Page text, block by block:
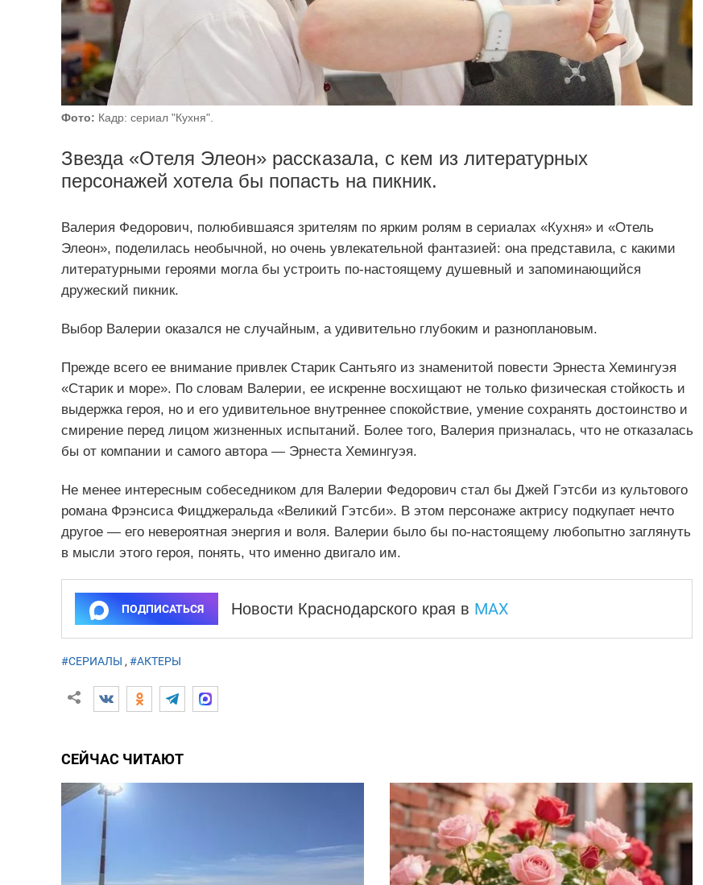
Фото: Кадр: сериал "Кухня".
Звезда «Отеля Элеон» рассказала, с кем из литературных
персонажей хотела бы попасть на пикник.
Валерия Федорович, полюбившаяся зрителям по ярким ролям в сериалах «Кухня» и «Отель
Элеон», поделилась необычной, но очень увлекательной фантазией: она представила, с какими
литературными героями могла бы устроить по-настоящему душевный и запоминающийся
дружеский пикник.
Выбор Валерии оказался не случайным, а удивительно глубоким и разноплановым.
Прежде всего ее внимание привлек Старик Сантьяго из знаменитой повести Эрнеста Хемингуэя
«Старик и море». По словам Валерии, ее искренне восхищают не только физическая стойкость и
выдержка героя, но и его удивительное внутреннее спокойствие, умение сохранять достоинство и
смирение перед лицом жизненных испытаний. Более того, Валерия призналась, что не отказалась
бы от компании и самого автора — Эрнеста Хемингуэя.
Не менее интересным собеседником для Валерии Федорович стал бы Джей Гэтсби из культового
романа Фрэнсиса Фицджеральда «Великий Гэтсби». В этом персонаже актрису подкупает нечто
другое — его невероятная энергия и воля. Валерии было бы по-настоящему любопытно заглянуть
в мысли этого героя, понять, что именно двигало им.
ПОДПИСАТЬСЯ Новости Краснодарского края в MAX
#СЕРИАЛЫ , #АКТЕРЫ
СЕЙЧАС ЧИТАЮТ